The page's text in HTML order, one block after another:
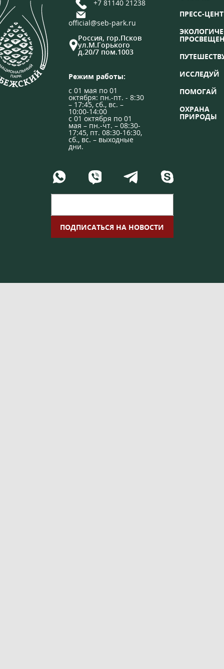
+7 81140 21238
official@seb-park.ru
Россия, гор.Псков
ул.М.Горького
д.20/7 пом.1003
Режим работы:
с 01 мая по 01
октября: пн.-пт. - 8:30
– 17:45, сб., вс. –
10:00-14:00
с 01 октября по 01
мая – пн.-чт. – 08:30-
17:45, пт. 08:30-16:30,
сб., вс. – выходные
дни.
ПРЕСС-
ИССЛЕДУЙ
ПОМОГАЙ
ОХРАНА
ПРИРОДЫ